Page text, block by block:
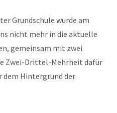
Grundschule wurde am
nicht mehr in die aktuelle
gemeinsam mit zwei
Zwei-Drittel-Mehrheit dafür
dem Hintergrund der